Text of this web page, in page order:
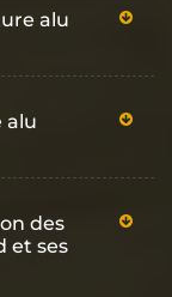
alu
alu
des
et ses